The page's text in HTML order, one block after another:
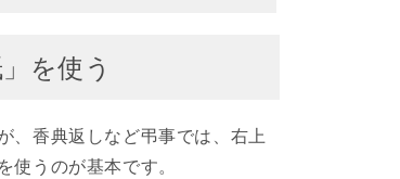
を使う
、香典返しなど弔事では、右上
うのが基本です。